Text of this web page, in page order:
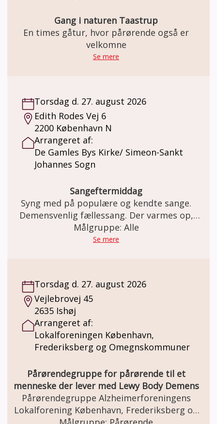
Gang i naturen Taastrup
En times gåtur, hvor pårørende også er
velkomne
Se mere
Torsdag d. 27. august 2026
Edith Rodes Vej 6
2200 København N
Arrangeret af:
De Gamles Bys Kirke/ Simeon-Sankt
Johannes Sogn
Sangeftermiddag
Syng med på populære og kendte sange.
Demensvenlig fællessang. Der varmes op,
inden vi synger (om årstiderne, glæder,
sorger, naturen, og meget mere i selskab)
Målgruppe: Alle
Se mere
Torsdag d. 27. august 2026
Vejlebrovej 45
2635 Ishøj
Arrangeret af:
Lokalforeningen København,
Frederiksberg og Omegnskommuner
Pårørendegruppe for pårørende til et
menneske der lever med Lewy Body Demens
Pårørendegruppe Alzheimerforeningens
Lokalforening København, Frederiksberg og